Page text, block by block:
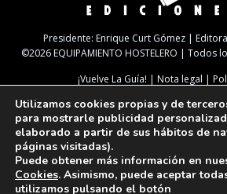
Presidente: Enrique Curt Gómez |
©2026 EQUIPAMIENTO HOSTELERO |
¡Vuelve La Guía!
Nota legal
Paseo de Gracia, 63. 1º 2ª. 08008 Barcelona |
Select Language▼
Utilizamos cookies propias y de
para mostrarle publicidad
elaborado a partir de sus hábitos de
páginas visitadas).
Puede obtener más información en
Cookies. Asimismo, puede aceptar
utilizamos pulsando el botón